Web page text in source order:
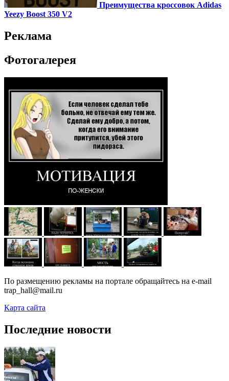
Преимущества кроссовок Adidas
Yeezy Boost 350 V2
Реклама
Фотогалерея
По размещению рекламы на портале обращайтесь на e-mail
trap_hall@mail.ru
Карта сайта
Последние новости